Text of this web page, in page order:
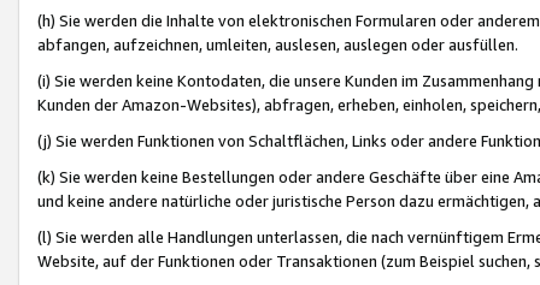
(h) Sie werden die Inhalte von elektronischen Formularen oder
abfangen, aufzeichnen, umleiten, auslesen, auslegen oder ausfüllen.
(i) Sie werden keine Kontodaten, die unsere Kunden im
Kunden der Amazon-Websites), abfragen, erheben, einholen,
(j) Sie werden Funktionen von Schaltflächen, Links oder andere
(k) Sie werden keine Bestellungen oder andere Geschäfte über eine
und keine andere natürliche oder juristische Person dazu
(l) Sie werden alle Handlungen unterlassen, die nach vernünftigem
Website, auf der Funktionen oder Transaktionen (zum Beispiel